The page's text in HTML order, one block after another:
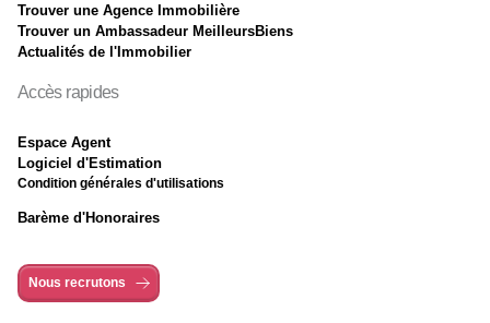
Trouver une Agence Immobilière
Trouver un Ambassadeur MeilleursBiens
Actualités de l'Immobilier
Accès rapides
Espace Agent
Logiciel d'Estimation
Condition générales d'utilisations
Barème d'Honoraires
Nous recrutons